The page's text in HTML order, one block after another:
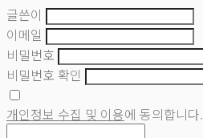
글쓴이
이메일
비밀번호
비밀번호 확인
개인정보 수집 및 이용에 동의합니다.